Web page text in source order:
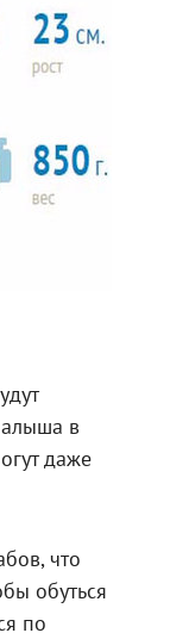
в
даже
что
обуться
по